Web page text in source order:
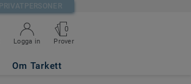
PRIVATPERSONER
Logga in
0
Prover
Om Tarkett